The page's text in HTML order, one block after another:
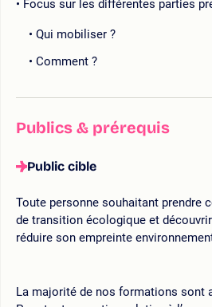
Focus sur les différentes parties
Qui mobiliser ?
Comment ?
Publics & prérequis
Public cible
Toute personne souhaitant prendre
de transition écologique et
réduire son empreinte
La majorité de nos formations sont